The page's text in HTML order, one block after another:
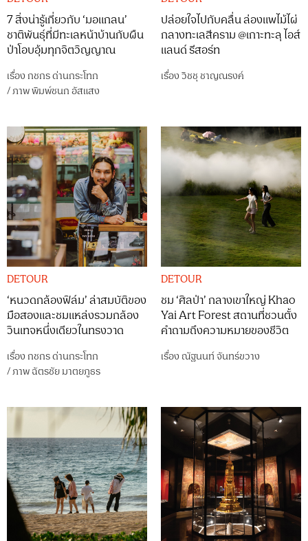
7 สิ่งน่ารู้เกี่ยวกับ ‘มอแกลน’
ชาติพันธุ์ที่มีทะเลหน้าบ้านกับผืน
ป่าโอบอุ้มทุกจิตวิญญาณ
เรื่อง กชกร ด่านกระโทก
/ภาพพิมพ์ชนก อัสแสง
ปล่อยใจไปกับคลื่น ล่องแพไม้ไผ่
กลางทะเลสีคราม @เกาะทะลุ ไอส์
แลนด์ รีสอร์ท
เรื่องวิชชุ ชาญณรงค์
DETOUR
‘หนวดกล้องฟิล์ม’ ล่าสมบัติของ
มือสองและชมแหล่งรวมกล้อง
วินเทจหนึ่งเดียวในทรงวาด
เรื่อง กชกร ด่านกระโทก
/ภาพฉัตรชัย มาตยภูธร
DETOUR
ชม ‘ศิลป่า’ กลางเขาใหญ่ Khao
Yai Art Forest สถานที่ชวนตั้ง
คำถามถึงความหมายของชีวิต
เรื่องณัฐนนท์ จันทร์ขวาง